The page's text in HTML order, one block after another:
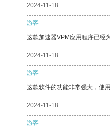
2024-11-18
游客
这款加速器VPM应用程序已经
2024-11-18
游客
这款软件的功能非常强大，使
2024-11-18
游客